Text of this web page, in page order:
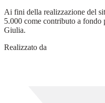
Ai fini della realizzazione del
5.000 come contributo a
Giulia.
Realizzato da